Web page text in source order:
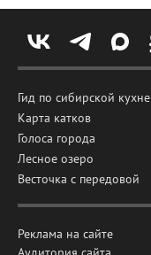
Гид по сибирской кухне
Карта катков
Голоса города
Лесное озеро
Весточка с передовой
Реклама на сайте